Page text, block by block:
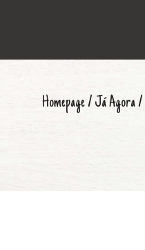
Homepage/ Já Agora/